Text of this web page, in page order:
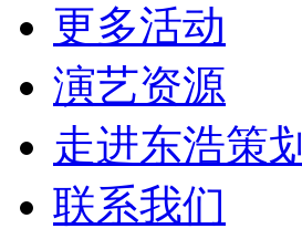
更多活动
演艺资源
走进东浩策划
联系我们